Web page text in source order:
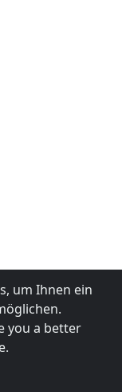
um Ihnen ein
you a better